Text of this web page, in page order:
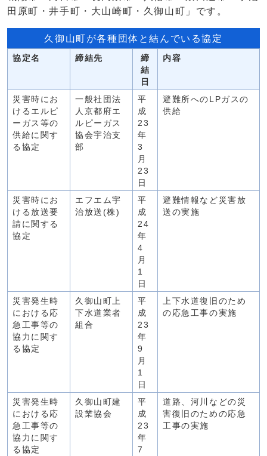
田原町・井手町・大山崎町・久御山町」です。
久御山町が各種団体と結んでいる協定
協定名 締結先
締
結
日
内容
災害時にお
けるエルピ
ーガス等の
供給に関す
る協定
一般社団法
人京都府エ
ルピーガス
協会宇治支
部
平
成
23
年
3
月
23
日
避難所へのLPガスの
供給
災害時にお
ける放送要
請に関する
協定
エフエム宇
治放送(株)
平
成
24
年
4
月
1
日
避難情報など災害放
送の実施
災害発生時
における応
急工事等の
協力に関す
る協定
久御山町上
下水道業者
組合
平
成
23
年
9
月
1
日
上下水道復旧のため
の応急工事の実施
災害発生時
における応
急工事等の
協力に関す
る協定
久御山町建
設業協会
平
成
23
年
7
道路、河川などの災
害復旧のための応急
工事の実施